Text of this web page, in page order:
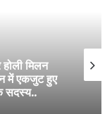
मिलन
में एकजुट हुए
सदस्य..